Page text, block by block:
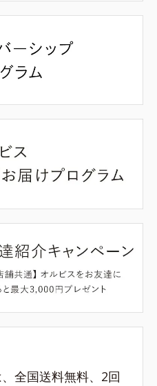
全国送料無料、2回